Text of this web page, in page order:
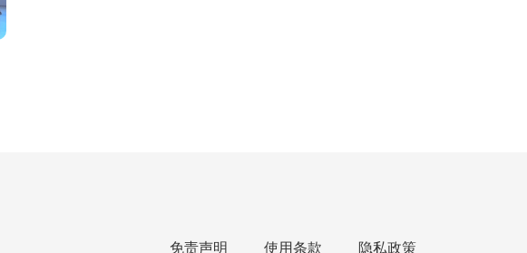
免责声明 使用条款 隐私政策